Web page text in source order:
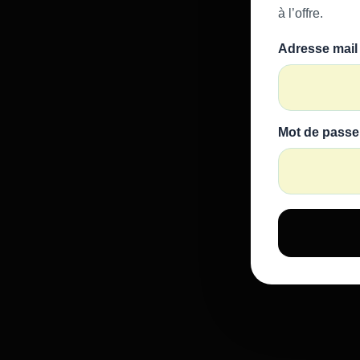
à l’offre.
Adresse mail
Mot de passe